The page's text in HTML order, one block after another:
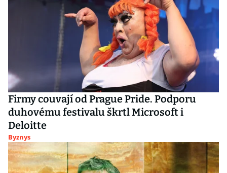
Firmy couvají od Prague Pride. Podporu
duhovému festivalu škrtl Microsoft i
Deloitte
Byznys